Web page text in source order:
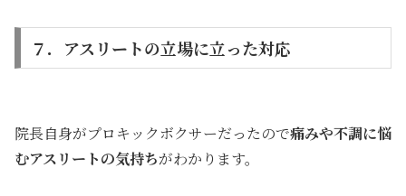
７．アスリートの立場に立った対応
院長自身がプロキックボクサーだったので痛みや不調に悩
むアスリートの気持ちがわかります。